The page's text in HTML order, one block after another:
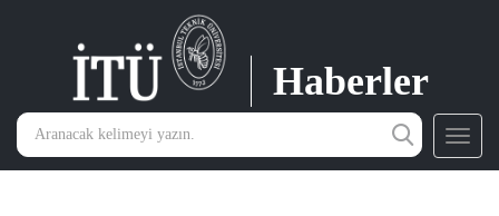
Haberler